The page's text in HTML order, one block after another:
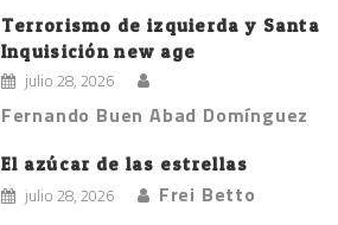
Terrorismo de izquierda y Santa
Inquisición new age
julio 28, 2026
Fernando Buen Abad Domínguez
El azúcar de las estrellas
julio 28, 2026 Frei Betto